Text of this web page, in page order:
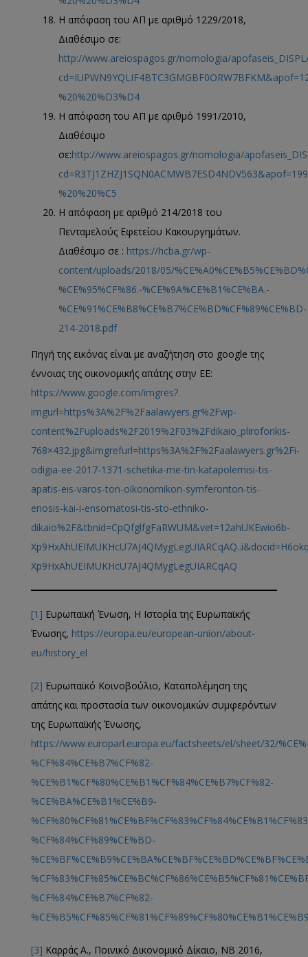
Η απόφαση του ΑΠ με αριθμό 1229/2018,
Διαθέσιμο σε:
http://www.areiospagos.gr/nomologia/
%20%20%D3%D4
Η απόφαση του ΑΠ με αριθμό 1991/2010,
Διαθέσιμο
σε:http://www.areiospagos.gr/nomologia/
%20%20%C5
Η απόφαση με αριθμό 214/2018 του
Πενταμελούς Εφετείου Κακουργημάτων.
Διαθέσιμο σε : https://hcba.gr/wp-
content/uploads/2018/05/
%CE%95%CF%86.-%CE%9A%CE%B1%CE%BA.-
%CE%91%CE%B8%CE%B7%CE%BD%CF%89%CE%BD-
214-2018.pdf
Πηγή της εικόνας είναι με αναζήτηση στο google της
έννοιας της οικονομικής απάτης στην ΕΕ:
https://www.google.com/imgres?
imgurl=https%3A%2F%2Faalawyers.gr%2Fwp-
content%2Fuploads%2F2019%2F03%2Fdikaio_pliroforikis-
768×432.jpg&imgrefurl=https%3A%2F%2Faalawyers.gr%2Fi-
odigia-ee-2017-1371-schetika-me-tin-katapolemisi-tis-
apatis-eis-varos-ton-oikonomikon-symferonton-tis-
enosis-kai-i-ensomatosi-tis-sto-ethniko-
dikaio%2F&tbnid=CpQfglfgFaRWUM&vet=12ahUKEwio6b-
Xp9HxAhUEIMUKHcU7AJ4QMygLegUIARCqAQ
[1] Ευρωπαϊκή Ένωση, Η Ιστορία της Ευρωπαϊκής
Ένωσης, https://europa.eu/european-union/about-
eu/history_el
[2] Ευρωπαϊκό Κοινοβούλιο, Καταπολέμηση της
απάτης και προστασία των οικονομικών συμφερόντων
της Ευρωπαϊκής Ένωσης,
https://www.europarl.europa.eu/factsheets/el/sheet/32/
%CF%84%CE%B7%CF%82-
%CE%B1%CF%80%CE%B1%CF%84%CE%B7%CF%82-
%CE%BA%CE%B1%CE%B9-
%CF%84%CF%89%CE%BD-
%CF%84%CE%B7%CF%82-
[3] Καρράς A., Ποινικό Δικονομικό Δίκαιο, ΝΒ 2016,